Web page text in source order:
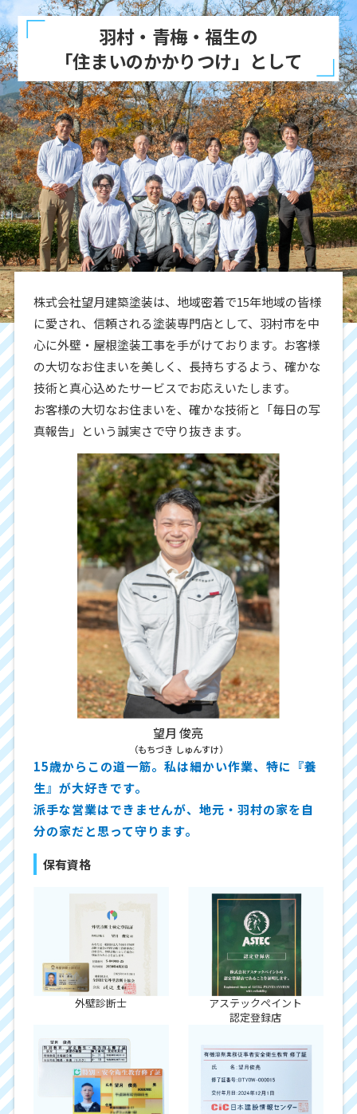
羽村・青梅・福生の
「住まいのかかりつけ」として
株式会社望月建築塗装は、地域密着で15年地域の皆様
に愛され、信頼される塗装専門店として、羽村市を中
心に外壁・屋根塗装工事を手がけております。お客様
の大切なお住まいを美しく、長持ちするよう、確かな
技術と真心込めたサービスでお応えいたします。
お客様の大切なお住まいを、確かな技術と「毎日の写
真報告」という誠実さで守り抜きます。
望月 俊亮
（もちづき しゅんすけ）
15歳からこの道一筋。私は細かい作業、特に『養
生』が大好きです。
派手な営業はできませんが、地元・羽村の家を自
分の家だと思って守ります。
保有資格
外壁診断士
アステックペイント
認定登録店